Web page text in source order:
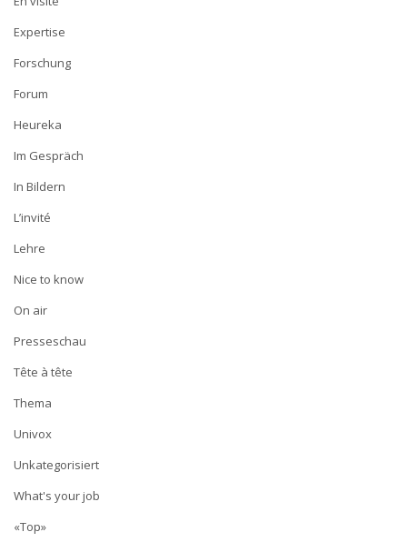
Expertise
Forschung
Forum
Heureka
Im Gespräch
In Bildern
L’invité
Lehre
Nice to know
On air
Presseschau
Tête à tête
Thema
Univox
Unkategorisiert
What's your job
«Top»